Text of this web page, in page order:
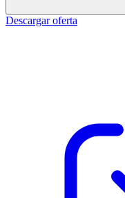
Descargar oferta